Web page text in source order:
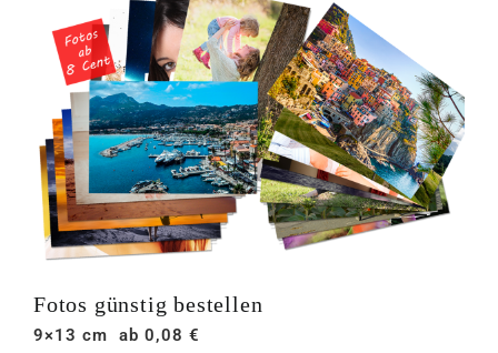
Fotos günstig bestellen
9×13 cm ab 0,08 €